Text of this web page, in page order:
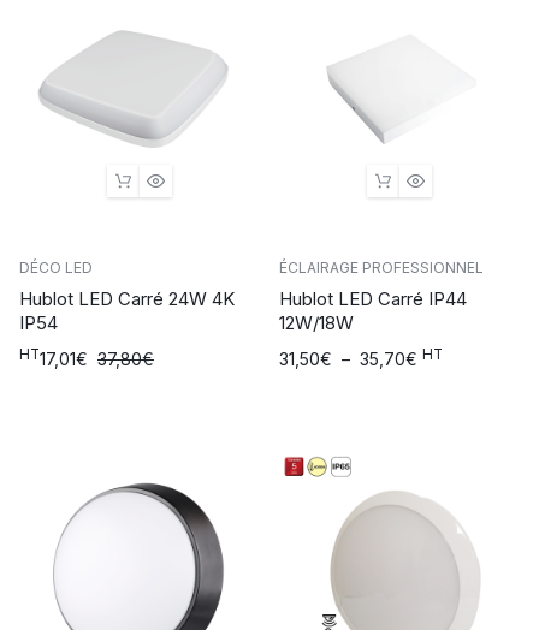
DÉCO LED
Hublot LED Carré 24W 4K
IP54
37,80€
Le17,01€
Le
HT
ÉCLAIRAGE PROFESSIONNEL
Hublot LED Carré IP44
12W/18W
31,50€ – 35,70€
Plage
à
HT